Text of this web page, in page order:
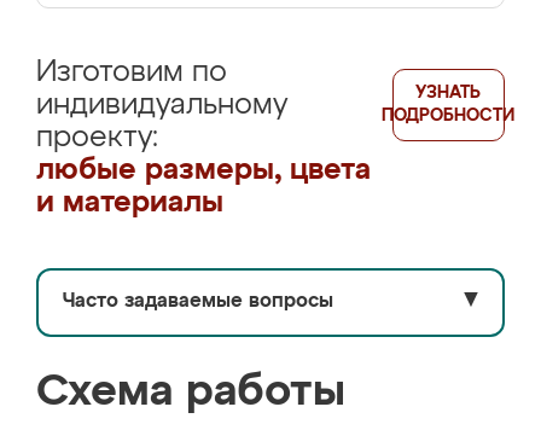
Изготовим по
индивидуальному
проекту:
любые размеры, цвета
и материалы
УЗНАТЬ
ПОДРОБНОСТИ
Часто задаваемые вопросы ▼
Схема работы